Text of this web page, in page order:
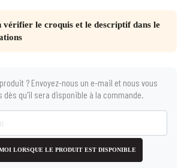
vérifier le croquis et le descriptif dans le
? Envoyez-nous un e-mail et nous vous
dès qu'il sera disponible à la commande.
LORSQUE LE PRODUIT EST DISPONIBLE